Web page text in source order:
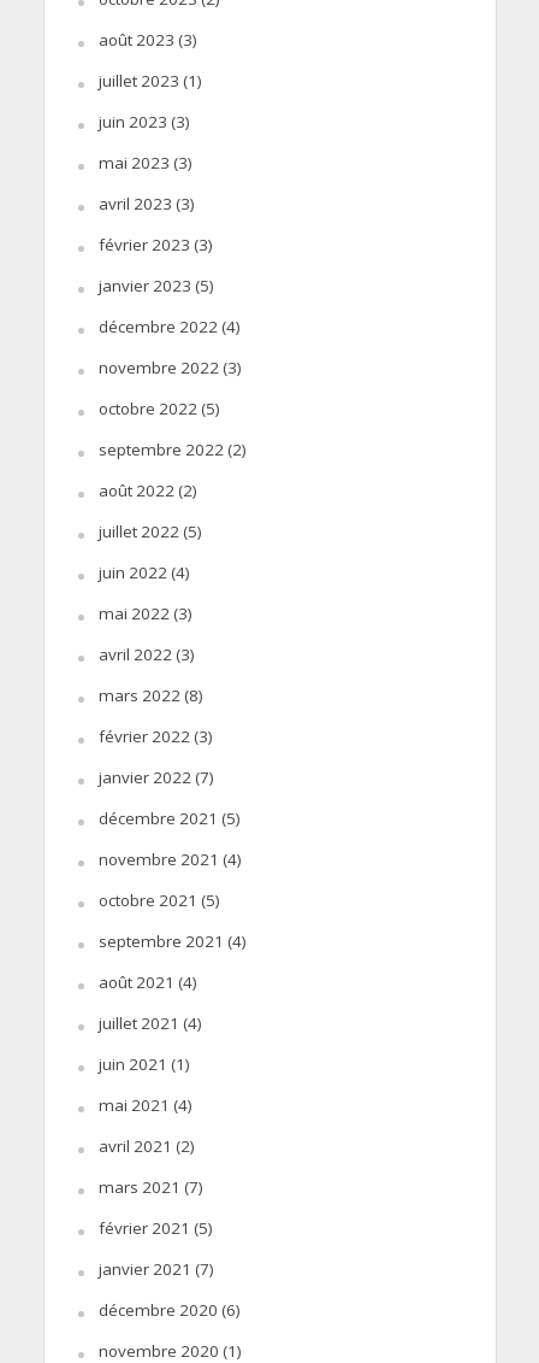
août 2023 (3)
juillet 2023 (1)
juin 2023 (3)
mai 2023 (3)
avril 2023 (3)
février 2023 (3)
janvier 2023 (5)
décembre 2022(4)
novembre 2022(3)
octobre 2022(5)
septembre 2022(2)
août 2022(2)
juillet 2022(5)
juin 2022(4)
mai 2022(3)
avril 2022(3)
mars 2022(8)
février 2022(3)
janvier 2022(7)
décembre 2021 (5)
novembre 2021 (4)
octobre 2021 (5)
septembre 2021 (4)
août 2021 (4)
juillet 2021 (4)
juin 2021 (1)
mai 2021 (4)
avril 2021 (2)
mars 2021 (7)
février 2021 (5)
janvier 2021 (7)
décembre 2020 (6)
novembre 2020 (1)